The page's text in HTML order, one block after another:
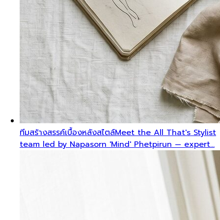
ทีมสร้างสรรค์เบื้องหลังสไตล์Meet the All That's Stylist
team led by Napasorn 'Mind' Phetpirun — expert…